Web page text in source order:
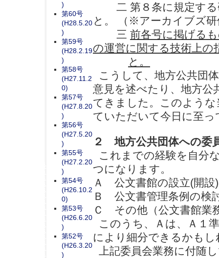
二 第８条に規定する
と。 （※アーカイブズ
三 前各号に掲げる
の運営に関する技術上の
と。
こうして、地方公共団
意見を述べたり、地方公
てきました。このよう
ていただいて今日に至っ
２ 地方公共団体への委
これまでの経験を自分
つになります。
Ａ 公文書館の設立(開設
Ｂ 公文書管理条例の検
Ｃ その他（公文書館業
このうち、Ａは、Ａ１
により細分できるかも
上記委員会業務に付随
)
第60号
(H28.5.20
)
第59号
(H28.2.19
)
第58号
(H27.11.2
0)
第57号
(H27.8.20
)
第56号
(H27.5.20
)
第55号
(H27.2.20
)
第54号
(H26.10.2
0)
第53号
(H26.6.20
)
第52号
(H26.3.20
)